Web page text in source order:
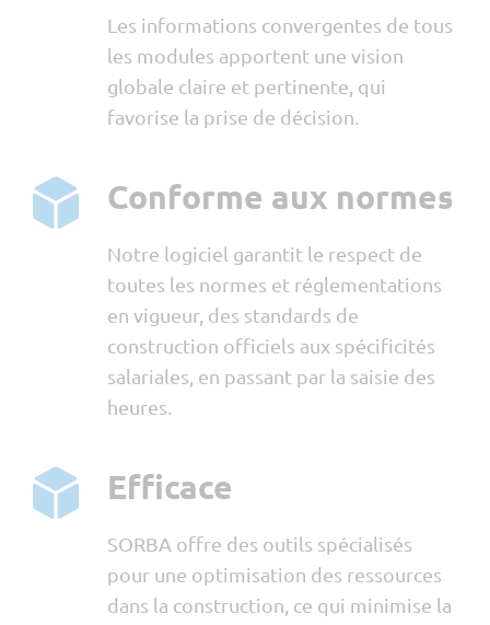
Les informations convergentes de tous
les modules apportent une vision
globale claire et pertinente, qui
favorise la prise de décision.
Conforme aux normes
Notre logiciel garantit le respect de
toutes les normes et réglementations
en vigueur, des standards de
construction officiels aux spécificités
salariales, en passant par la saisie des
heures.
Efficace
SORBA offre des outils spécialisés
pour une optimisation des ressources
dans la construction, ce qui minimise la